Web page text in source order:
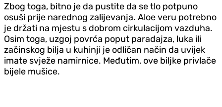
Zbog toga, bitno je da pustite da se tlo potpuno
osuši prije narednog zalijevanja. Aloe veru potrebno
je držati na mjestu s dobrom cirkulacijom vazduha.
Osim toga, uzgoj povrća poput paradajza, luka ili
začinskog bilja u kuhinji je odličan način da uvijek
imate svježe namirnice. Međutim, ove biljke privlače
bijele mušice.